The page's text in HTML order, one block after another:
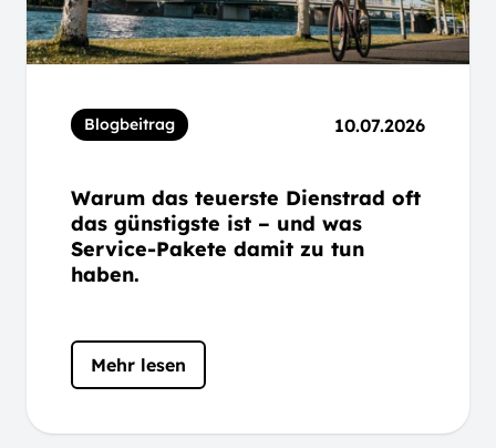
Blogbeitrag 10.07.2026
Warum das teuerste Dienstrad oft
das günstigste ist – und was
Service-Pakete damit zu tun
haben.
Mehr lesen